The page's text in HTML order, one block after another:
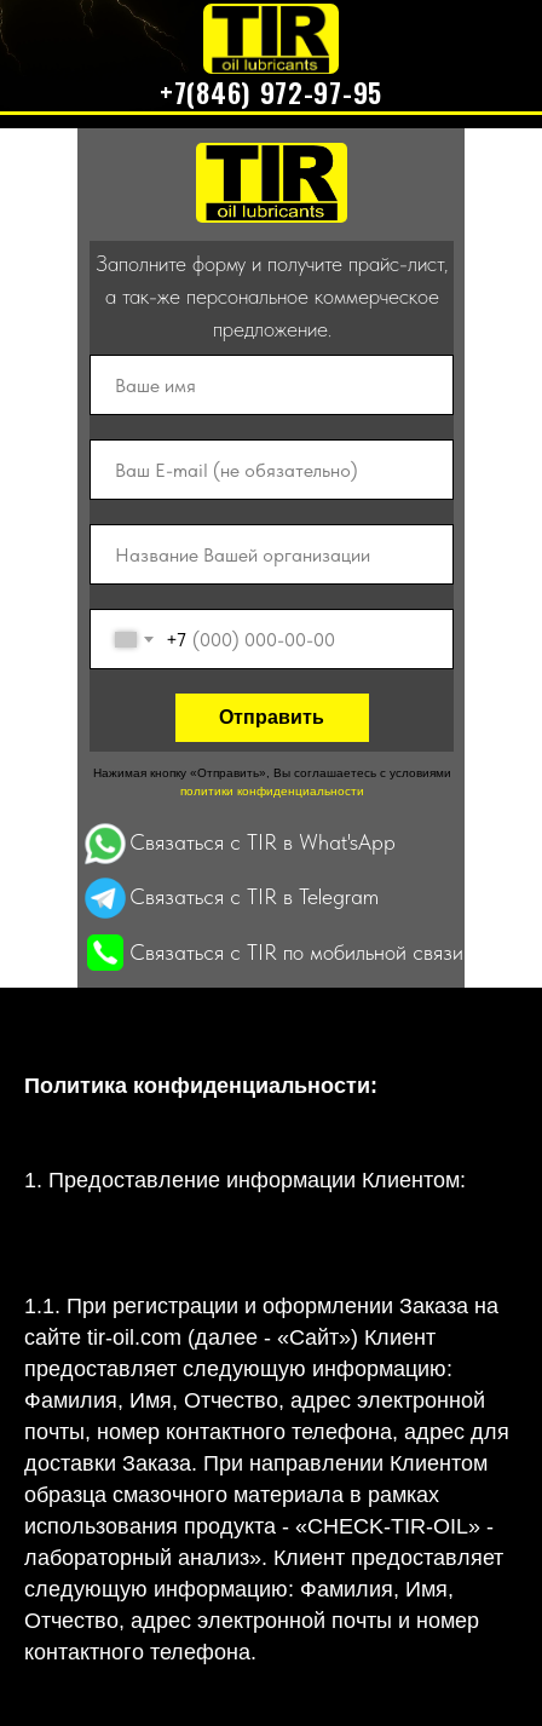
+7(846) 972-97-95
Каталог
- звоните
ГЛАВНАЯ
ГДЕ КУПИТЬ? / КОНТАКТЫ
ДОКУМЕНТЫ
ТАБЛИЦА АНАЛОГОВ
+7
Отправить
Связаться с TIR в What'sApp
Связаться с TIR в Telegram
Связаться с TIR по мобильной связи
Заполните форму и получите прайс-лист,
а так-же персональное коммерческое
предложение.
Нажимая кнопку «Отправить», Вы соглашаетесь c условиями
политики конфиденциальности
Политика конфиденциальности:
1. Предоставление информации Клиентом:
1.1. При регистрации и оформлении Заказа на
сайте tir-oil.com (далее - «Сайт») Клиент
предоставляет следующую информацию:
Фамилия, Имя, Отчество, адрес электронной
почты, номер контактного телефона, адрес для
доставки Заказа. При направлении Клиентом
образца смазочного материала в рамках
использования продукта - «CHECK-TIR-OIL» -
лабораторный анализ». Клиент предоставляет
следующую информацию: Фамилия, Имя,
Отчество, адрес электронной почты и номер
контактного телефона.